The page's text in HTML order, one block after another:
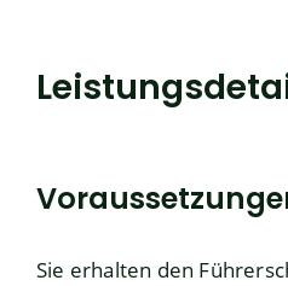
Sie erhalten den